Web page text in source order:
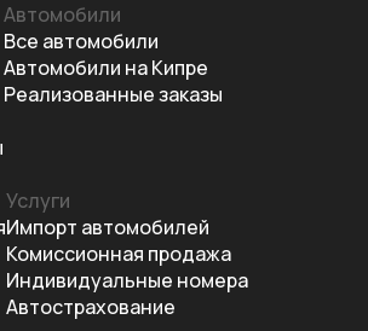
Автомобили
Все автомобили
Автомобили на Кипре
Реализованные заказы
Услуги
Импорт автомобилей
Комиссионная продажа
Индивидуальные номера
Автострахование